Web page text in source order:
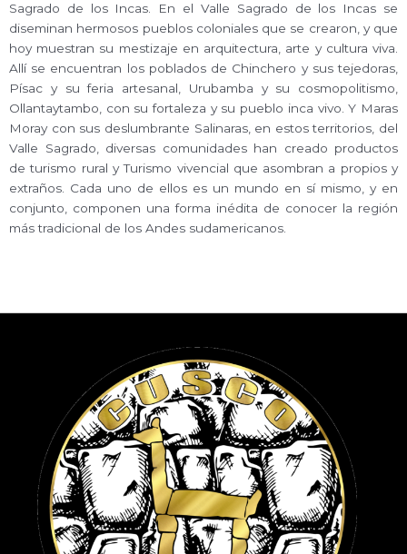
Sagrado de los Incas. En el Valle Sagrado de los Incas se
diseminan hermosos pueblos coloniales que se crearon, y que
hoy muestran su mestizaje en arquitectura, arte y cultura viva.
Allí se encuentran los poblados de Chinchero y sus tejedoras,
Písac y su feria artesanal, Urubamba y su cosmopolitismo,
Ollantaytambo, con su fortaleza y su pueblo inca vivo. Y Maras
Moray con sus deslumbrante Salinaras, en estos territorios, del
Valle Sagrado, diversas comunidades han creado productos
de turismo rural y Turismo vivencial que asombran a propios y
extraños. Cada uno de ellos es un mundo en sí mismo, y en
conjunto, componen una forma inédita de conocer la región
más tradicional de los Andes sudamericanos.